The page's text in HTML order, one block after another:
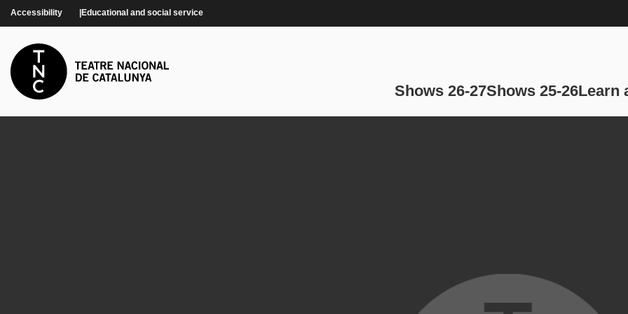
Accessibility Educational and social service
Main
Shows 26-27Shows 25-26Learn